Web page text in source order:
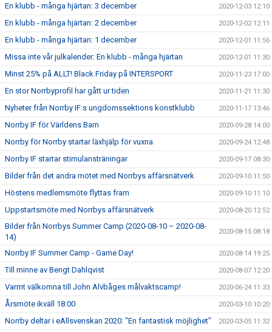
En klubb - många hjärtan: 3 december 2020-12-03 12:10
En klubb - många hjärtan: 2 december 2020-12-02 12:11
En klubb - många hjärtan: 1 december 2020-12-01 11:56
Missa inte vår julkalender: En klubb - många hjärtan 2020-12-01 11:30
Minst 25% på ALLT! Black Friday på INTERSPORT 2020-11-23 17:00
En stor Norrbyprofil har gått ur tiden 2020-11-21 11:30
Nyheter från Norrby IF:s ungdomssektions konstklubb 2020-11-17 13:46
Norrby IF för Världens Barn 2020-09-28 14:00
Norrby för Norrby startar läxhjälp för vuxna 2020-09-24 12:48
Norrby IF startar stimulansträningar 2020-09-17 08:30
Bilder från det andra mötet med Norrbys affärsnätverk 2020-09-10 11:50
Höstens medlemsmöte flyttas fram 2020-09-10 11:10
Uppstartsmöte med Norrbys affärsnätverk 2020-08-20 12:52
Bilder från Norrbys Summer Camp (2020-08-10 – 2020-08-
14)
2020-08-15 08:18
Norrby IF Summer Camp - Game Day! 2020-08-14 19:25
Till minne av Bengt Dahlqvist 2020-08-07 12:20
Varmt välkomna till John Alvbåges målvaktscamp! 2020-06-24 11:33
Årsmöte ikväll 18:00 2020-03-10 10:20
Norrby deltar i eAllsvenskan 2020: "En fantastisk möjlighet" 2020-03-05 11:32